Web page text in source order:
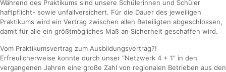
Während des Praktikums sind unsere Schülerinnen und Schüler
haftpflicht- sowie unfallversichert. Für die Dauer des jeweiligen
Praktikums wird ein Vertrag zwischen allen Beteiligten abgeschlossen,
damit für alle ein größtmögliches Maß an Sicherheit geschaffen wird.
Vom Praktikumsvertrag zum Ausbildungsvertrag?!
Erfreulicherweise konnte durch unser “Netzwerk 4 + 1” in den
vergangenen Jahren eine große Zahl von regionalen Betrieben aus den